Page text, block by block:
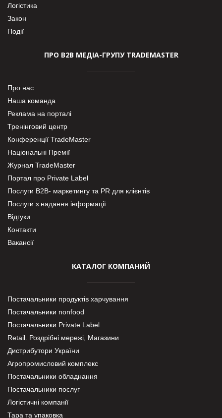
Логістика
Закон
Події
ПРО В2В МЕДІА-ГРУПУ TRADEMASTER
Про нас
Наша команда
Реклама на порталі
Тренінговий центр
Конференції TradeMaster
Національні Премії
Журнал TradeMaster
Портал про Private Label
Послуги В2В- маркетингу та PR для клієнтів
Послуги з надання інформації
Відгуки
Контакти
Вакансії
КАТАЛОГ КОМПАНИЙ
Постачальники продуктів харчування
Постачальники nonfood
Постачальники Private Label
Retail. Роздрібні мережі, Магазини
Дистрибутори України
Агропромисловий комплекс
Постачальники обладнання
Постачальники послуг
Логістичні компанії
Тара та упаковка